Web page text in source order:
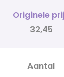
Originele
32,45
Aantal